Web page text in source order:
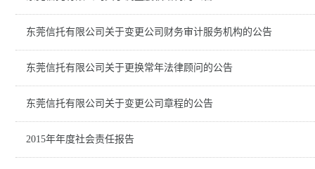
东莞信托有限公司关于变更公司财务审计服务机构的公告
东莞信托有限公司关于更换常年法律顾问的公告
东莞信托有限公司关于变更公司章程的公告
2015年年度社会责任报告